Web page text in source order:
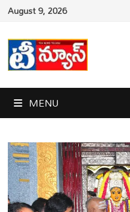
Skip
content
August 9, 2026
MENU